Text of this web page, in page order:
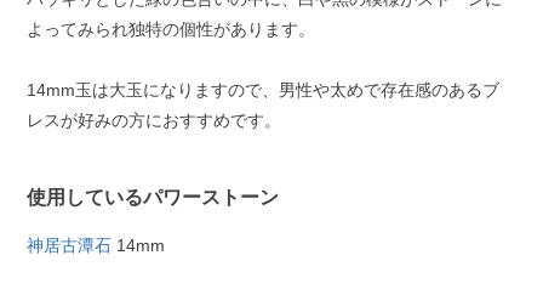
よってみられ独特の個性があります。
14mm玉は大玉になりますので、男性や太めで存在感のあるブ
レスが好みの方におすすめです。
使用しているパワーストーン
神居古潭石 14mm